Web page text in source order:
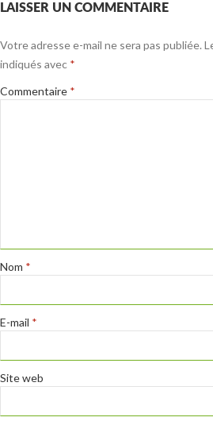
LAISSER UN COMMENTAIRE
Votre adresse e-mail ne sera pas publiée.
indiqués avec *
Commentaire *
Nom *
E-mail *
Site web